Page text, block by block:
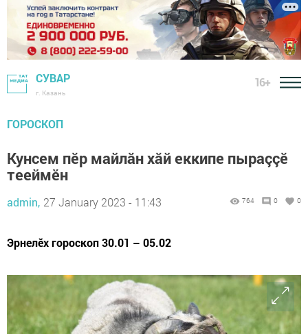
СУВАР
г. Казань
16+
ГОРОСКОП
Кунсем пӗр майлăн хăй еккипе пыраççӗ
тееймӗн
admin, 27 January 2023 - 11:43 764 0 0
Эрнелӗх гороскоп 30.01 – 05.02